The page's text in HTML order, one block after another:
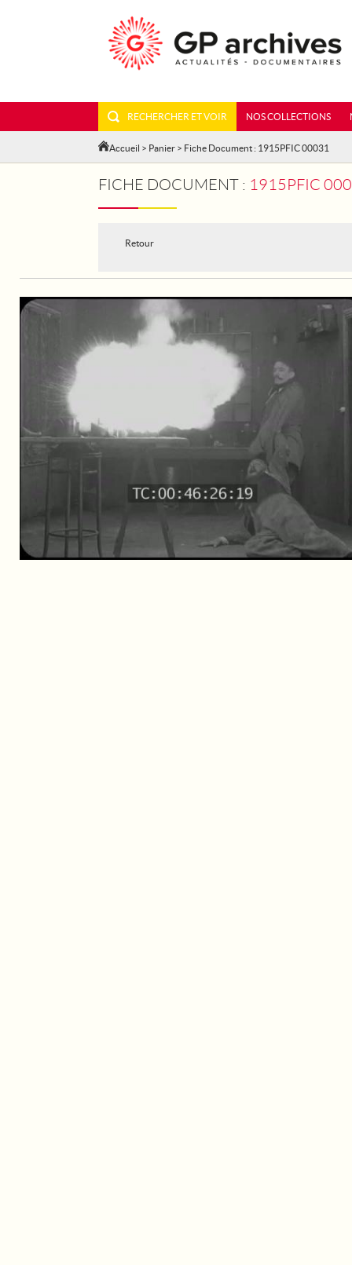
RECHERCHER ET VOIR NOS COLLECTIONS
Accueil > Panier > Fiche Document : 1915PFIC 00031
FICHE DOCUMENT : 1915PFIC
Retour